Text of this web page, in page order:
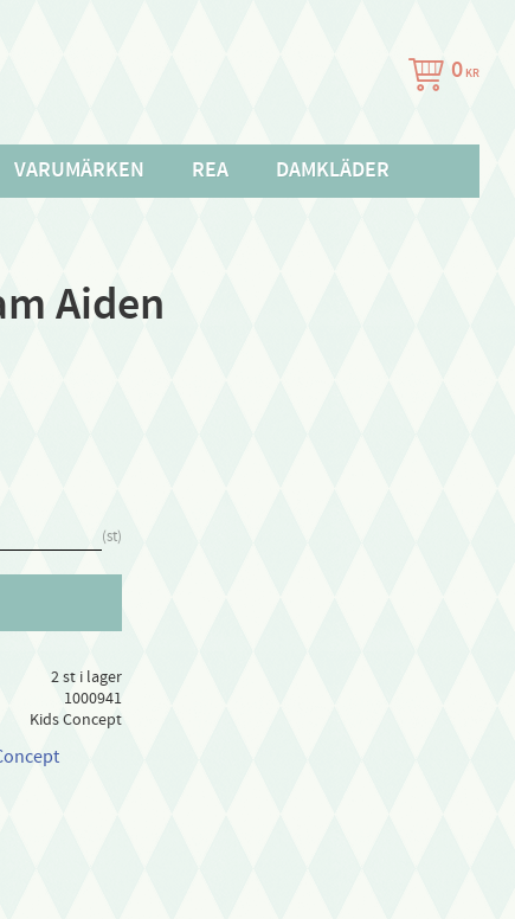
0 KR
VARUMÄRKEN REA DAMKLÄDER
Aiden
st
2 st i lager
1000941
Kids Concept